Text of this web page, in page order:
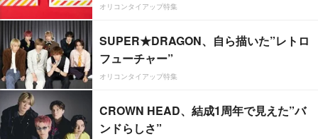
オリコンタイアップ特集
SUPER★DRAGON、自ら描いた”レトロ
フューチャー”
オリコンタイアップ特集
CROWN HEAD、結成1周年で見えた”バ
ンドらしさ”